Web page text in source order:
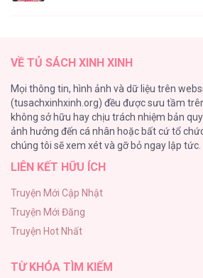
Tin Đồn Đơn Sắc [...] –
128
Bỏ Quách Chồng Con Đi, Tiền
123
Tình yêu và danh vọng
Tùy Tâm Tùy Ý
105
VỀ TỦ SÁCH XINH XINH
Mọi thông tin, hình ảnh và dữ liệu trên
(tusachxinhxinh.org) đều được sưu tầm
không sở hữu hay chịu trách nhiệm bản
ảnh hưởng đến cá nhân hoặc bất cứ tổ
chúng tôi sẽ xem xét và gỡ bỏ ngay lập tức.
LIÊN KẾT HỮU ÍCH
Truyện Mới Cập Nhật
Truyện Mới Đăng
Truyện Hot Nhất
TỪ KHÓA TÌM KIẾM